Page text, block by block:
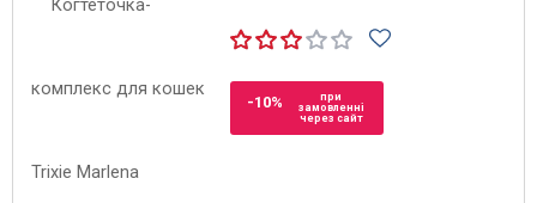
-10%
при
замовленні
через сайт